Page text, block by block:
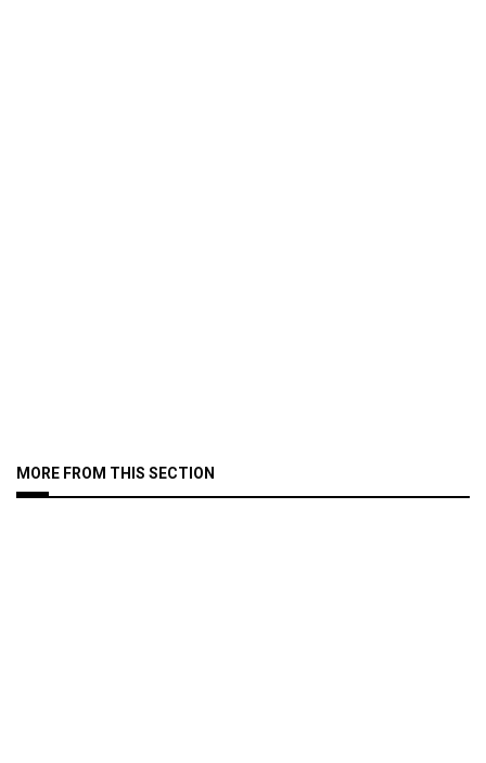
MORE FROM THIS SECTION